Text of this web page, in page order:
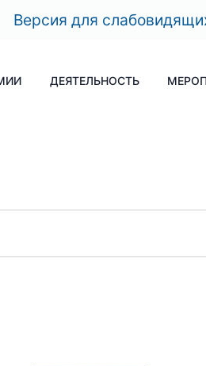
Версия для
ДЕЯТЕЛЬНОСТЬ